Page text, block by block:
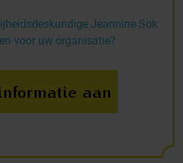
Jeannine Sok
voor uw organisatie?
aan